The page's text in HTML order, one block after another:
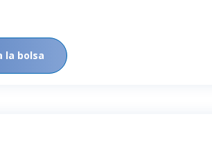
la bolsa